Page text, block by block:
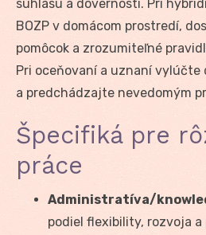
súhlasu a dôvernosti. Pri
BOZP v domácom prostredí,
pomôcok a zrozumiteľné
Pri oceňovaní a uznaní vylúčte
a predchádzajte nevedomým
Špecifiká pre
práce
Administratíva/
podiel flexibility, rozvoja a